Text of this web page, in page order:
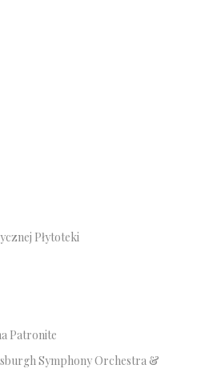
Płytoteki
Patronite
Symphony Orchestra &